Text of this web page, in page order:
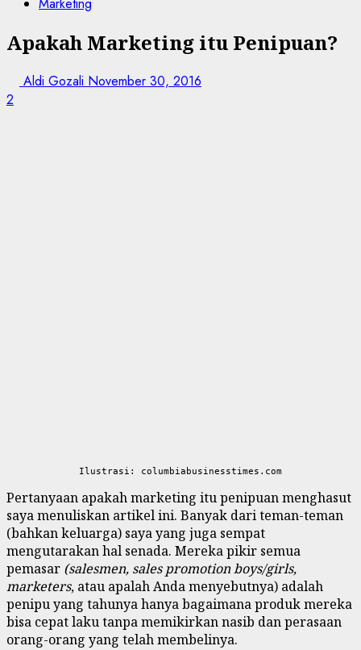
Apakah Marketing itu Penipuan?
Aldi Gozali November 30, 2016
2
Ilustrasi: columbiabusinesstimes.com
Pertanyaan apakah marketing itu penipuan menghasut
saya menuliskan artikel ini. Banyak dari teman-teman
(bahkan keluarga) saya yang juga sempat
mengutarakan hal senada. Mereka pikir semua
pemasar (salesmen, sales promotion boys/girls,
marketers, atau apalah Anda menyebutnya) adalah
penipu yang tahunya hanya bagaimana produk mereka
bisa cepat laku tanpa memikirkan nasib dan perasaan
orang-orang yang telah membelinya.